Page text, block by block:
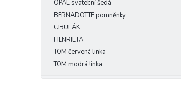
OPAL svatební šedá
BERNADOTTE pomněnky
CIBULÁK
HENRIETA
TOM červená linka
TOM modrá linka